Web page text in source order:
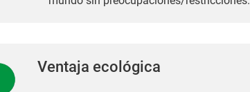
Ventaja ecológica